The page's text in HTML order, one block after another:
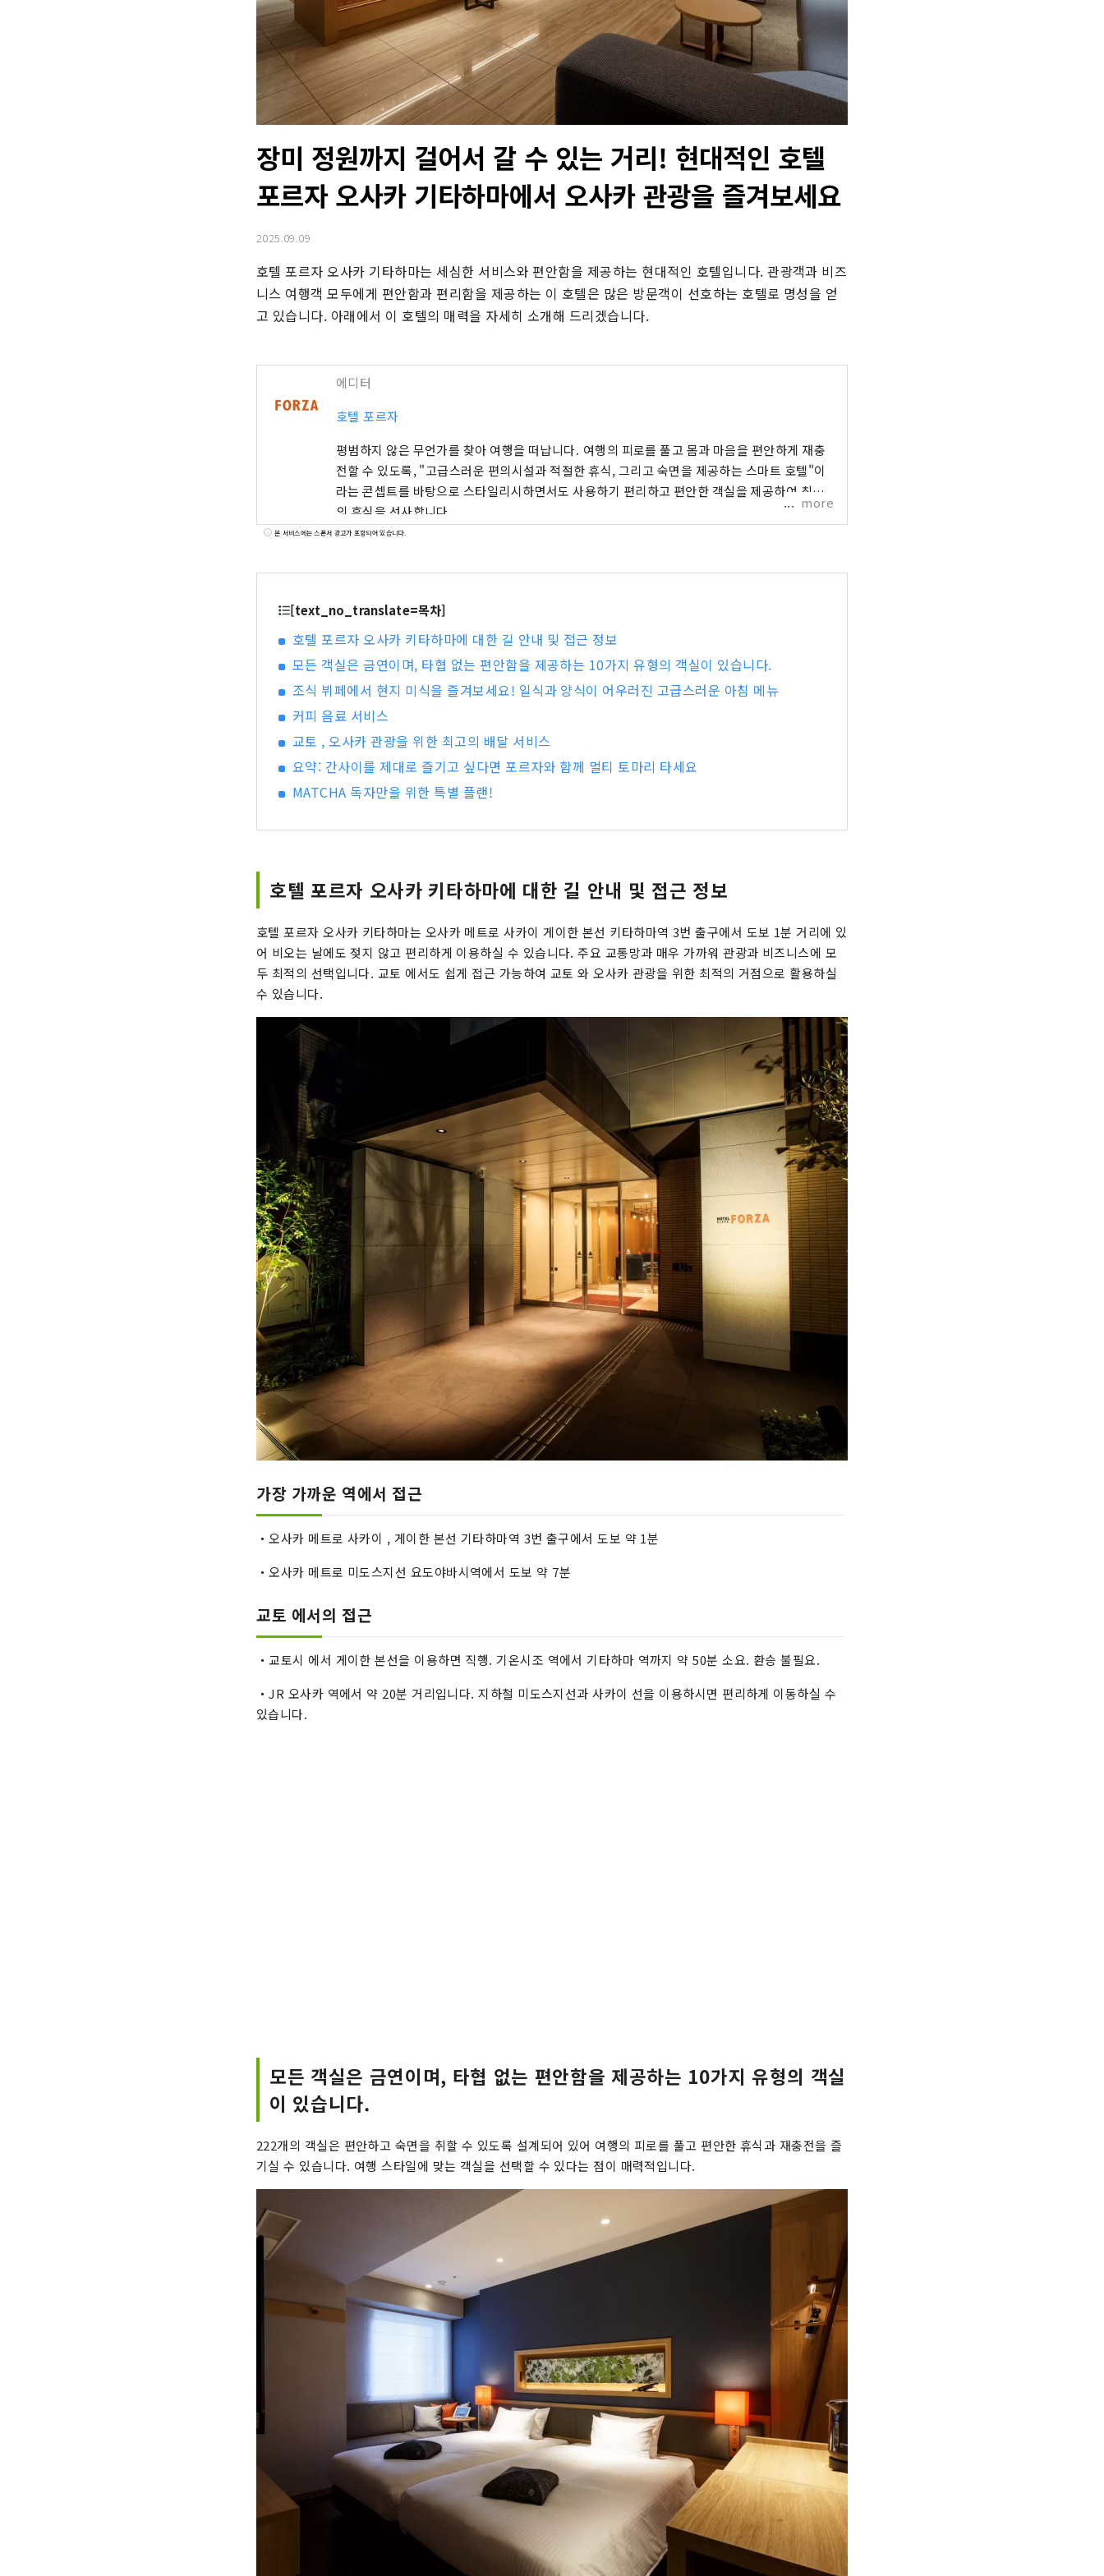
장미 정원까지 걸어서 갈 수 있는 거리! 현대적인 호텔
포르자 오사카 기타하마에서 오사카 관광을 즐겨보세요
2025.09.09
호텔 포르자 오사카 기타하마는 세심한 서비스와 편안함을 제공하는 현대적인 호텔입니다. 관광객과 비즈
니스 여행객 모두에게 편안함과 편리함을 제공하는 이 호텔은 많은 방문객이 선호하는 호텔로 명성을 얻
고 있습니다. 아래에서 이 호텔의 매력을 자세히 소개해 드리겠습니다.
에디터
호텔 포르자
평범하지 않은 무언가를 찾아 여행을 떠납니다. 여행의 피로를 풀고 몸과 마음을 편안하게 재충
전할 수 있도록, "고급스러운 편의시설과 적절한 휴식, 그리고 숙면을 제공하는 스마트 호텔"이
라는 콘셉트를 바탕으로 스타일리시하면서도 사용하기 편리하고 편안한 객실을 제공하여 최고
의 휴식을 선사합니다.
more
본 서비스에는 스폰서 광고가 포함되어 있습니다.
[text_no_translate=목차]
호텔 포르자 오사카 키타하마에 대한 길 안내 및 접근 정보
모든 객실은 금연이며, 타협 없는 편안함을 제공하는 10가지 유형의 객실이 있습니다.
조식 뷔페에서 현지 미식을 즐겨보세요! 일식과 양식이 어우러진 고급스러운 아침 메뉴
커피 음료 서비스
교토 , 오사카 관광을 위한 최고의 배달 서비스
요약: 간사이를 제대로 즐기고 싶다면 포르자와 함께 멀티 토마리 타세요
MATCHA 독자만을 위한 특별 플랜!
호텔 포르자 오사카 키타하마에 대한 길 안내 및 접근 정보
호텔 포르자 오사카 키타하마는 오사카 메트로 사카이 게이한 본선 키타하마역 3번 출구에서 도보 1분 거리에 있
어 비오는 날에도 젖지 않고 편리하게 이용하실 수 있습니다. 주요 교통망과 매우 가까워 관광과 비즈니스에 모
두 최적의 선택입니다. 교토 에서도 쉽게 접근 가능하여 교토 와 오사카 관광을 위한 최적의 거점으로 활용하실
수 있습니다.
가장 가까운 역에서 접근
・오사카 메트로 사카이 , 게이한 본선 기타하마역 3번 출구에서 도보 약 1분
・오사카 메트로 미도스지선 요도야바시역에서 도보 약 7분
교토 에서의 접근
・교토시 에서 게이한 본선을 이용하면 직행. 기온시조 역에서 기타하마 역까지 약 50분 소요. 환승 불필요.
・JR 오사카 역에서 약 20분 거리입니다. 지하철 미도스지선과 사카이 선을 이용하시면 편리하게 이동하실 수
있습니다.
모든 객실은 금연이며, 타협 없는 편안함을 제공하는 10가지 유형의 객실
이 있습니다.
222개의 객실은 편안하고 숙면을 취할 수 있도록 설계되어 있어 여행의 피로를 풀고 편안한 휴식과 재충전을 즐
기실 수 있습니다. 여행 스타일에 맞는 객실을 선택할 수 있다는 점이 매력적입니다.